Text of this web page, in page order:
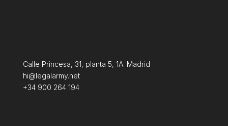
Calle Princesa, 31, planta 5, 1A. Madrid
hi@legalarmy.net
+34 900 264 194